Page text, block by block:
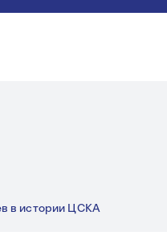
в истории ЦСКА